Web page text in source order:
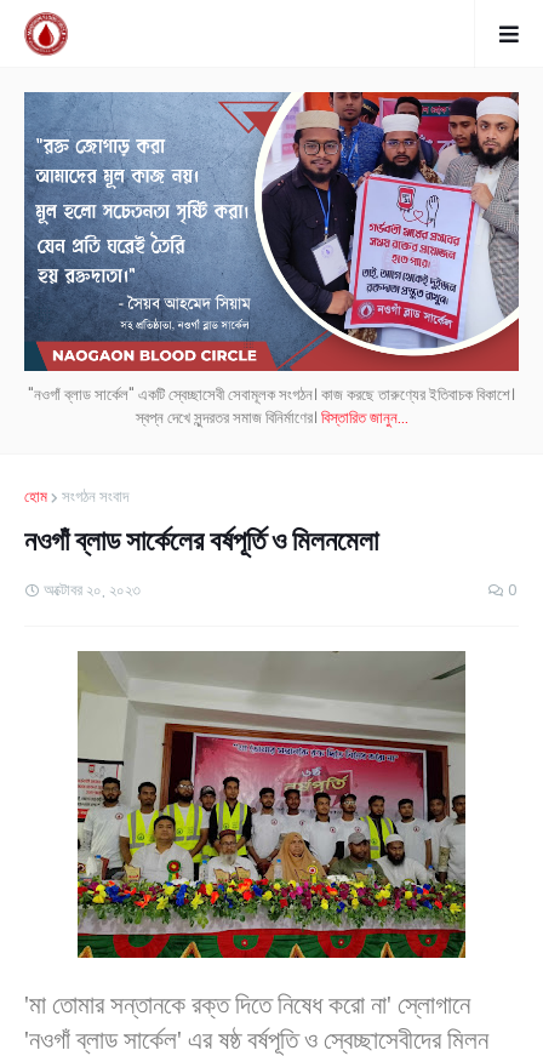
"নওগাঁ ব্লাড সার্কেল" একটি স্বেচ্ছাসেবী সেবামূলক সংগঠন। কাজ করছে তারুণ্যের ইতিবাচক বিকাশে।
স্বপ্ন দেখে সুন্দরতর সমাজ বিনির্মাণের। বিস্তারিত জানুন...
হোম সংগঠন সংবাদ
নওগাঁ ব্লাড সার্কেলের বর্ষপূর্তি ও মিলনমেলা
অক্টোবর ২০, ২০২৩ 0
'মা তোমার সন্তানকে রক্ত দিতে নিষেধ করো না' স্লোগানে
'নওগাঁ ব্লাড সার্কেল' এর ষষ্ঠ বর্ষপূতি ও স্বেচ্ছাসেবীদের মিলন